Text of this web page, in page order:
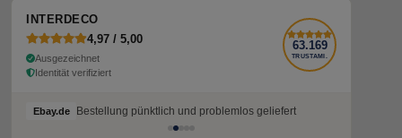
INTERDECO
4,97 / 5,00
Ausgezeichnet
Identität verifiziert
63.169
TRUSTAMI.
Ebay.de Bestellung pünktlich und problemlos geliefert